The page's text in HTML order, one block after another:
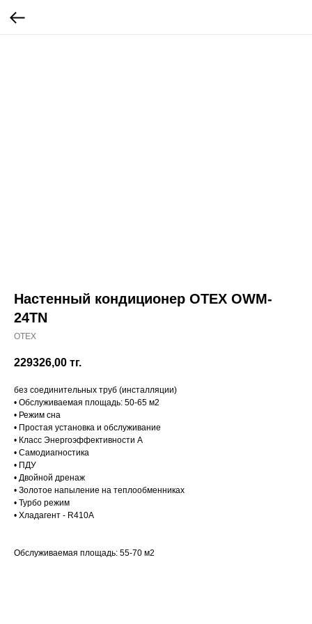
Настенный кондиционер OTEX OWM-
24TN
OTEX
229326,00 тг.
без соединительных труб (инсталляции)
• Обслуживаемая площадь: 50-65 м2
• Режим сна
• Простая установка и обслуживание
• Класс Энергоэффективности A
• Самодиагностика
• ПДУ
• Двойной дренаж
• Золотое напыление на теплообменниках
• Турбо режим
• Хладагент - R410A
Обслуживаемая площадь: 55-70 м2